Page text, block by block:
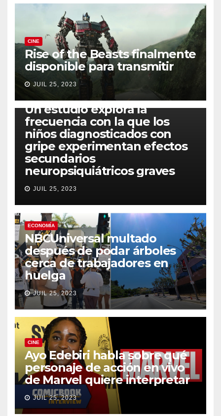
CINE
Rise of the Beasts finalmente
disponible para transmitir
JUIL 25, 2023
Un estudio explora la
frecuencia con la que los
niños diagnosticados con
gripe experimentan efectos
secundarios
neuropsiquiátricos graves
JUIL 25, 2023
ECONOMÍA
NBCUniversal multado
después de podar árboles
cerca de trabajadores en
huelga
JUIL 25, 2023
CINE
Ayo Edebiri habla sobre qué
personaje de acción en vivo
de Marvel quiere interpretar
JUIL 25, 2023